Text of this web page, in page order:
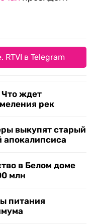
в Telegram
ждет
рек
выкупят старый
апокалипсиса
в Белом доме
млн
питания